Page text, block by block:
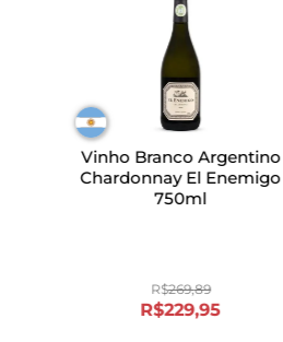
Vinho Branco Argentino
Chardonnay El Enemigo
750ml
R$269,89
R$229,95